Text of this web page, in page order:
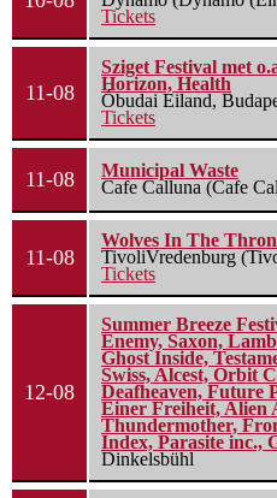
Tickets
11-08
Sziget Festival met
Horizon, Health
Óbudai Eiland,
Tickets
11-08
Municipal Waste
Cafe Calluna (Cafe
11-08
Wolves In The
TivoliVredenburg
Tickets
12-08
Summer Breeze
Enemy, Saxon,
Ghost Inside,
Swiss, Alcest, Orbit
Deafheaven, Future
Einer Freiheit, Alien
Thundermother,
Index, Parasite inc.,
Dinkelsbühl